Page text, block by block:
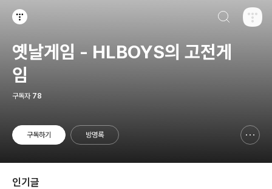
옛날게임 - HLBOYS의 고전게
임
구독자 78
구독하기 방명록
인기글